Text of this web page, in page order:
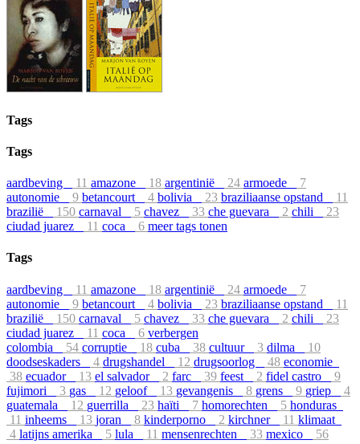
Tags
Tags
aardbeving 11 amazone 18 argentinië 24 armoede
7
autonomie
9 betancourt 4 bolivia 23 braziliaanse opstand
11
brazilië
150 carnaval 5 chavez 33 che guevara 2 chili
23
ciudad juarez
11 coca 6 meer tags tonen
Tags
aardbeving 11 amazone 18 argentinië 24 armoede
7
autonomie
9 betancourt 4 bolivia 23 braziliaanse opstand
11
brazilië
150 carnaval 5 chavez 33 che guevara 2 chili
23
ciudad juarez
11 coca 6 verbergen
colombia
54 corruptie 18 cuba 38 cultuur 3 dilma
10
doodseskaders
4 drugshandel 12 drugsoorlog 48 economie
38 ecuador 13 el salvador 2 farc 39 feest 2 fidel castro
9
fujimori
3 gas 12 geloof 13 gevangenis 8 grens 9 griep
4
guatemala
12 guerrilla 23 haïti 7 homorechten 5 honduras
11 inheems 13 joran 8 kinderporno 2 kirchner 11 klimaat
4 latijns amerika 5 lula 11 mensenrechten 33 mexico
56